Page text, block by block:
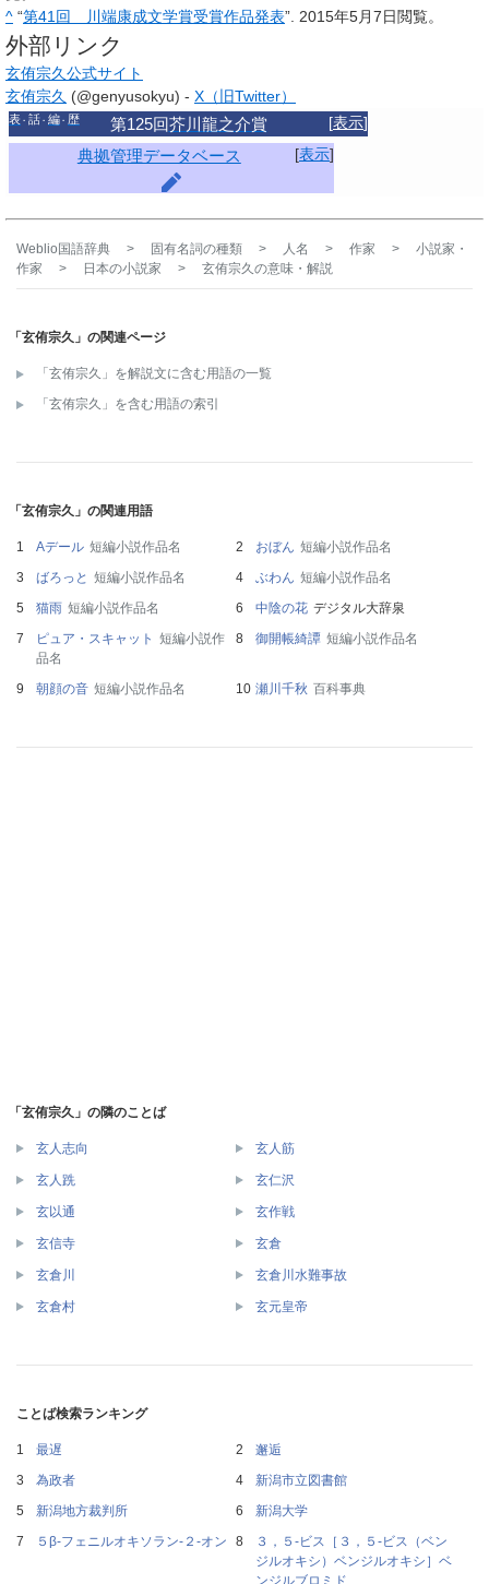
^ “第41回 川端康成文学賞受賞作品発表”. 2015年5月7日閲覧。
外部リンク
玄侑宗久公式サイト
玄侑宗久 (@genyusokyu) - X（旧Twitter）
[表示]
表 話 編 歴 第125回芥川龍之介賞
[表示]
典拠管理データベース
Weblio国語辞典 > 固有名詞の種類 > 人名 > 作家 >
小説家・
作家
> 日本の小説家 > 玄侑宗久 の意味・解説
「玄侑宗久」の関連ページ
「玄侑宗久」を解説文に含む用語の一覧
「玄侑宗久」を含む用語の索引
「玄侑宗久」の関連用語
Aデール 短編小説作品名 おぼん 短編小説作品名
ばろっと 短編小説作品名 ぶわん 短編小説作品名
猫雨 短編小説作品名 中陰の花 デジタル大辞泉
ピュア・スキャット 短編小説作
品名
御開帳綺譚 短編小説作品名
朝顔の音 短編小説作品名 瀬川千秋 百科事典
「玄侑宗久」の隣のことば
玄人志向 玄人筋
玄人跣 玄仁沢
玄以通 玄作戦
玄信寺 玄倉
玄倉川 玄倉川水難事故
玄倉村 玄元皇帝
ことば検索ランキング
最遅
邂逅
為政者
新潟市立図書館
新潟地方裁判所
新潟大学
５β‐フェニルオキソラン‐２‐オン
３，５‐ビス［３，５‐ビス（ベン
ジルオキシ）ベンジルオキシ］ベ
ンジルブロミド